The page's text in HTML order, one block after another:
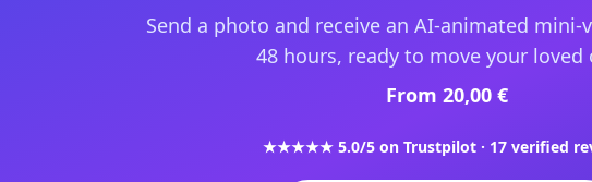
Send a photo and receive an AI-animated
48 hours, ready to move your loved
From 20,00 €
★★★★★ 5.0/5 on Trustpilot · 17 verified